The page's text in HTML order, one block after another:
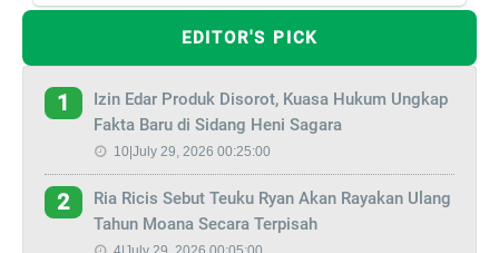
EDITOR'S PICK
1
Izin Edar Produk Disorot, Kuasa Hukum Ungkap
Fakta Baru di Sidang Heni Sagara
10|July 29, 2026 00:25:00
2
Ria Ricis Sebut Teuku Ryan Akan Rayakan Ulang
Tahun Moana Secara Terpisah